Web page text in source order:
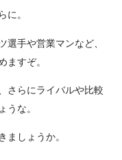
に。
選手や営業マンなど、
ますぞ。
さらにライバルや比較
うな。
ましょうか。